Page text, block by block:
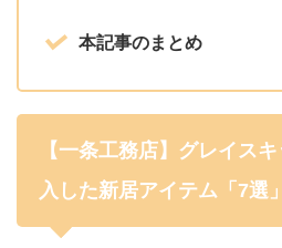
本記事のまとめ
【一条工務店】グレイス
入した新居アイテム「7選」